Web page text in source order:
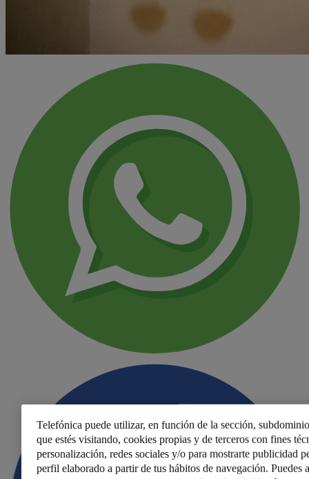
Telefónica puede utilizar, en función de la sección,
que estés visitando, cookies propias y de terceros con fines
personalización, redes sociales y/o para mostrarte publicidad
perfil elaborado a partir de tus hábitos de navegación. Puedes